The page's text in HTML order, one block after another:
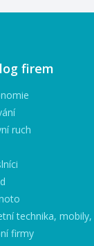
firem
ruch
technika,
firmy